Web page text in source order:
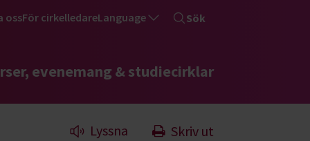
ossFör cirkelledareLanguage Sök
evenemang & studiecirklar
Lyssna Skriv ut